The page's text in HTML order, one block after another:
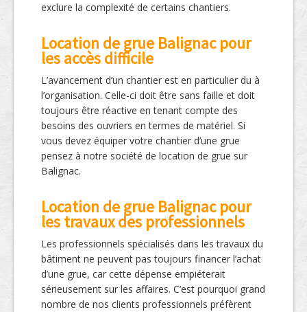
exclure la complexité de certains chantiers.
Location de grue Balignac pour
les accès difficile
L’avancement d’un chantier est en particulier du à
l’organisation. Celle-ci doit être sans faille et doit
toujours être réactive en tenant compte des
besoins des ouvriers en termes de matériel. Si
vous devez équiper votre chantier d’une grue
pensez à notre société de location de grue sur
Balignac.
Location de grue Balignac pour
les travaux des professionnels
Les professionnels spécialisés dans les travaux du
bâtiment ne peuvent pas toujours financer l’achat
d’une grue, car cette dépense empiéterait
sérieusement sur les affaires. C’est pourquoi grand
nombre de nos clients professionnels préfèrent